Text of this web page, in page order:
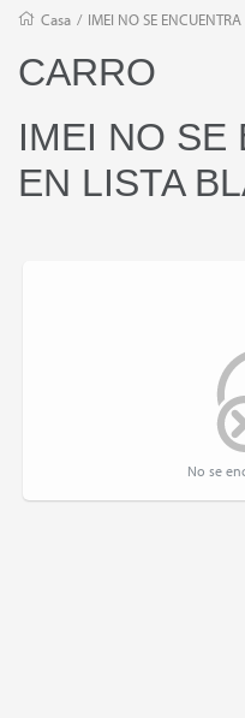
Casa / IMEI NO SE
CARRO
IMEI NO SE
EN LISTA
No se